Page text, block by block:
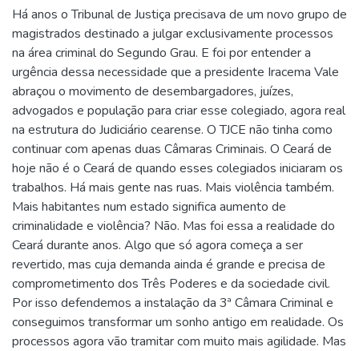
Há anos o Tribunal de Justiça precisava de um novo grupo de
magistrados destinado a julgar exclusivamente processos
na área criminal do Segundo Grau. E foi por entender a
urgência dessa necessidade que a presidente Iracema Vale
abraçou o movimento de desembargadores, juízes,
advogados e população para criar esse colegiado, agora real
na estrutura do Judiciário cearense. O TJCE não tinha como
continuar com apenas duas Câmaras Criminais. O Ceará de
hoje não é o Ceará de quando esses colegiados iniciaram os
trabalhos. Há mais gente nas ruas. Mais violência também.
Mais habitantes num estado significa aumento de
criminalidade e violência? Não. Mas foi essa a realidade do
Ceará durante anos. Algo que só agora começa a ser
revertido, mas cuja demanda ainda é grande e precisa de
comprometimento dos Três Poderes e da sociedade civil.
Por isso defendemos a instalação da 3ª Câmara Criminal e
conseguimos transformar um sonho antigo em realidade. Os
processos agora vão tramitar com muito mais agilidade. Mas